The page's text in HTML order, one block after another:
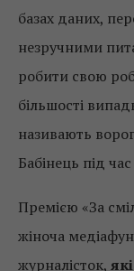
базах даних,
незручними
робити свою
більшості
називають
Бабінець під
Премією «За
жіноча
журналісток,